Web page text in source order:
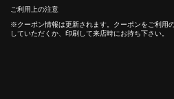
ご利用上の注意
クーポン情報は更新されます。クーポンをご利用
していただくか、印刷して来店時にお持ち下さい。